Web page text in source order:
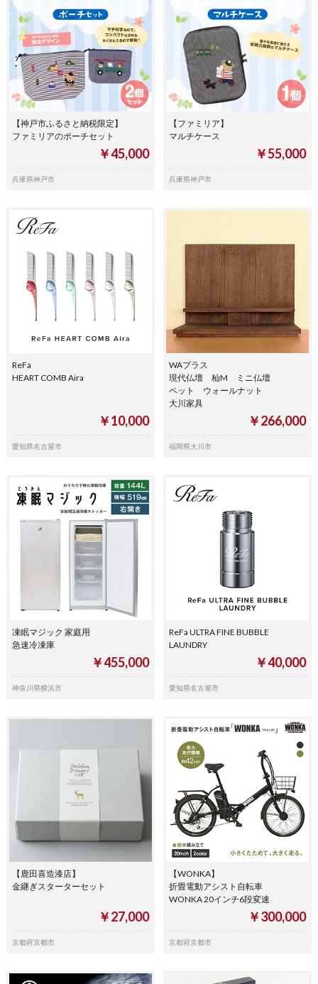
【神戸市ふるさと納税限定】
ファミリアのポーチセット
￥45,000
兵庫県神戸市
【ファミリア】
マルチケース
￥55,000
兵庫県神戸市
ReFa
HEART COMB Aira
￥10,000
愛知県名古屋市
WAプラス
現代仏壇 杣M ミニ仏壇
ペット ウォールナット
大川家具
￥266,000
福岡県大川市
凍眠マジック 家庭用
急速冷凍庫
￥455,000
神奈川県横浜市
ReFa ULTRA FINE BUBBLE
LAUNDRY
￥40,000
愛知県名古屋市
【鹿田喜造漆店】
金継ぎスターターセット
￥27,000
京都府京都市
【WONKA】
折畳電動アシスト自転車
WONKA 20インチ6段変速
￥300,000
京都府京都市